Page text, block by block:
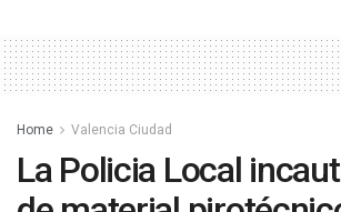
Home Valencia Ciudad
La Policia Local